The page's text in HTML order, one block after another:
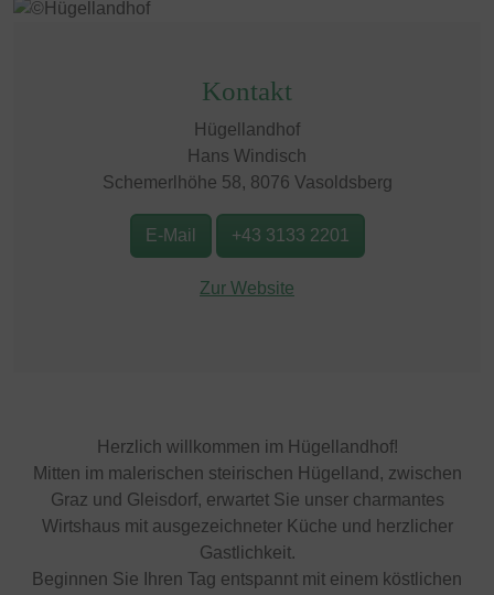
Kontakt
Hügellandhof
Hans Windisch
Schemerlhöhe 58, 8076 Vasoldsberg
E-Mail +43 3133 2201
Zur Website
Herzlich willkommen im Hügellandhof!
Mitten im malerischen steirischen Hügelland, zwischen
Graz und Gleisdorf, erwartet Sie unser charmantes
Wirtshaus mit ausgezeichneter Küche und herzlicher
Gastlichkeit.
Beginnen Sie Ihren Tag entspannt mit einem köstlichen